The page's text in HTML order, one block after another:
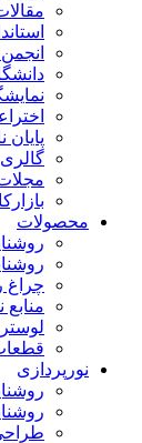
انجمن
پایان
گالری
مجلات
بازارکار
محصولات
چراغ
منابع
لوستر
نورپردازی